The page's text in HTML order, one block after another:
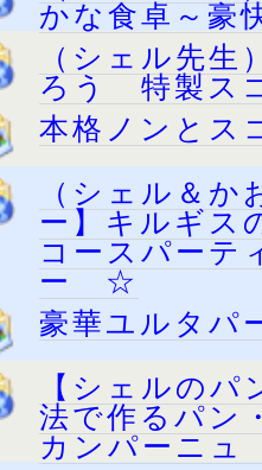
かな食卓～
（シェル先
ろう 特製ス
本格ノンとス
（シェル＆
ー】キルギス
コースパーテ
ー ☆
豪華ユルタパ
【シェルの
法で作るパン
カンパーニ